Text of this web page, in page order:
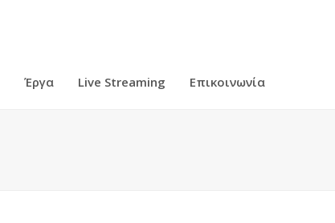
Έργα Live Streaming Επικοινωνία